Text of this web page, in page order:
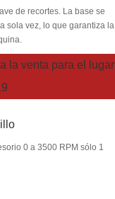
de recortes. La base se
sola vez, lo que garantiza la
0 a 3500 RPM sólo 1